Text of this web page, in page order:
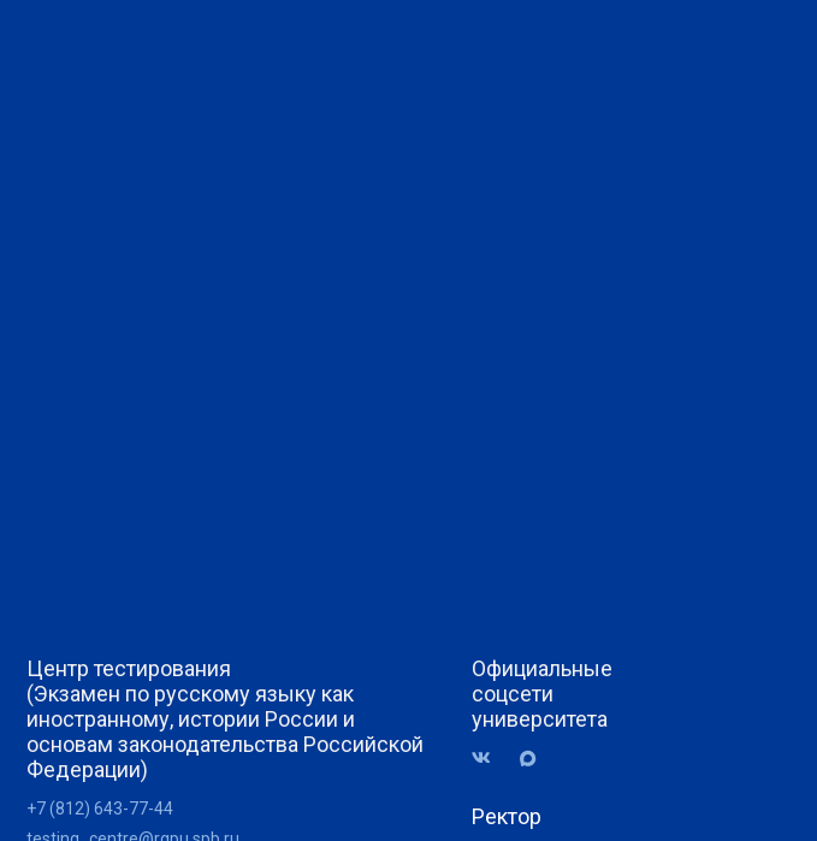
Центр тестирования
(Экзамен по русскому языку как
иностранному, истории России и
основам законодательства Российской
Федерации)
+7 (812) 643-77-44
Официальные
соцсети
университета
Ректор